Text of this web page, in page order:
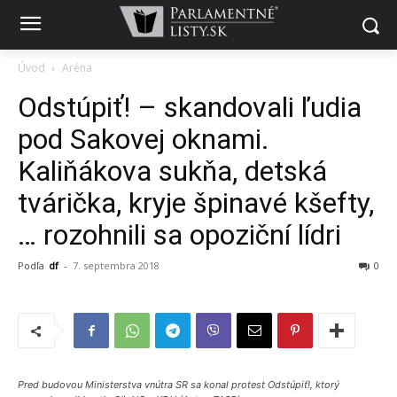
Úvod Aréna
Odstúpiť! – skandovali ľudia
pod Sakovej oknami.
Kaliňákova sukňa, detská
tvárička, kryje špinavé kšefty,
… rozohnili sa opoziční lídri
Podľa df - 7. septembra 2018 0
Pred budovou Ministerstva vnútra SR sa konal protest Odstúpiť!, ktorý